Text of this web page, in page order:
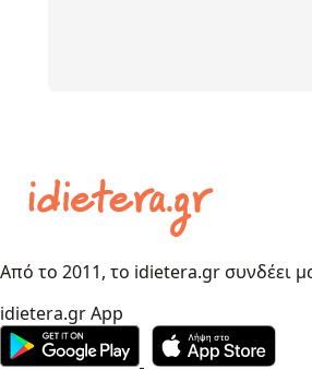
Από το 2011, το idietera.gr συνδέει
idietera.gr App